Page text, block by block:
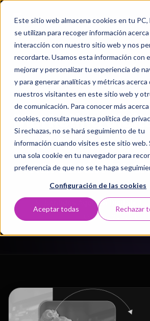
Este sitio web almacena cookies en tu PC,
se utilizan para recoger información
interacción con nuestro sitio web y nos
recordarte. Usamos esta información con
mejorar y personalizar tu experiencia de
y para generar analíticas y métricas acerca
nuestros visitantes en este sitio web y
de comunicación. Para conocer más acerca
cookies, consulta nuestra política de
Si rechazas, no se hará seguimiento de tu
información cuando visites este sitio web.
una sola cookie en tu navegador para
preferencia de que no se te haga
Configuración de las cookies
Aceptar todas Rechazar
TENDENCIAS MARKETING
Marketing
5 tendencias
marcarán tu
5entidos Agencia Digital 11
2 min de lectura